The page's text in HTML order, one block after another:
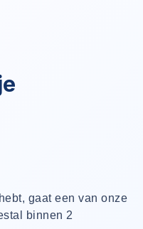
gaat een van onze
binnen 2